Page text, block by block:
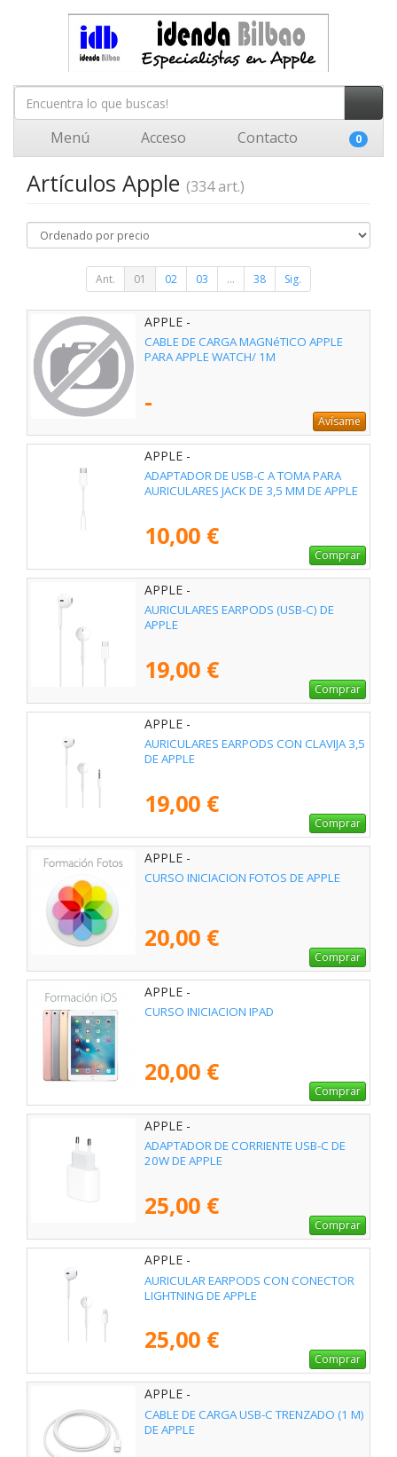
Menú Acceso Contacto 0
Artículos Apple (334 art.)
Ant. 01 02 03 ... 38 Sig.
APPLE -
CABLE DE CARGA MAGNéTICO APPLE PARA APPLE WATCH/ 1M
Avísame
APPLE -
ADAPTADOR DE USB-C A TOMA PARA
AURICULARES JACK DE 3,5 MM DE APPLE
10,00 €
Comprar
APPLE -
AURICULARES EARPODS (USB-C) DE
APPLE
19,00 €
Comprar
APPLE -
AURICULARES EARPODS CON CLAVIJA 3,5
DE APPLE
19,00 €
Comprar
APPLE -
CURSO INICIACION FOTOS DE APPLE
20,00 €
Comprar
APPLE -
CURSO INICIACION IPAD
20,00 €
Comprar
APPLE -
ADAPTADOR DE CORRIENTE USB-C DE
20W DE APPLE
25,00 €
Comprar
APPLE -
AURICULAR EARPODS CON CONECTOR
LIGHTNING DE APPLE
25,00 €
Comprar
APPLE -
CABLE DE CARGA USB-C TRENZADO (1 M)
DE APPLE